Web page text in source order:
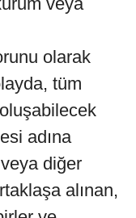
olarak
tüm
adına
veya diğer
alınan,